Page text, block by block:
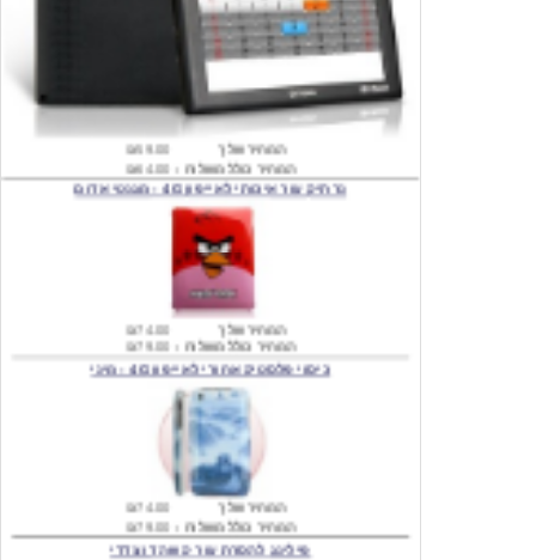
₪59.00
המחיר שלך
המחיר כולל משלוח :
נרתיק עור איכותי לאייפון 4G - מגנטי אדום
המחיר כולל משלוח :
כיסוי פלסטיק אחורי לאייפון 4G - מיני
₪74.00
המחיר שלך
המחיר כולל משלוח :
פילינג להסרת עור קשה דו צדדי